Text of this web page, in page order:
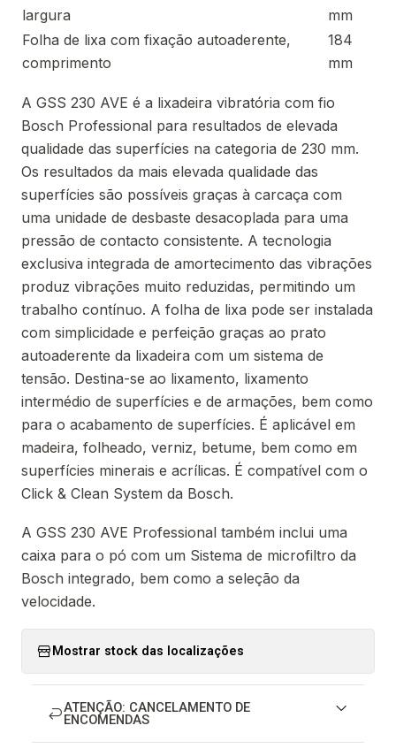
largura
mm
Folha de lixa com fixação autoaderente,
comprimento
184
mm
A GSS 230 AVE é a lixadeira vibratória com fio
Bosch Professional para resultados de elevada
qualidade das superfícies na categoria de 230 mm.
Os resultados da mais elevada qualidade das
superfícies são possíveis graças à carcaça com
uma unidade de desbaste desacoplada para uma
pressão de contacto consistente. A tecnologia
exclusiva integrada de amortecimento das vibrações
produz vibrações muito reduzidas, permitindo um
trabalho contínuo. A folha de lixa pode ser instalada
com simplicidade e perfeição graças ao prato
autoaderente da lixadeira com um sistema de
tensão. Destina-se ao lixamento, lixamento
intermédio de superfícies e de armações, bem como
para o acabamento de superfícies. É aplicável em
madeira, folheado, verniz, betume, bem como em
superfícies minerais e acrílicas. É compatível com o
Click & Clean System da Bosch.
A GSS 230 AVE Professional também inclui uma
caixa para o pó com um Sistema de microfiltro da
Bosch integrado, bem como a seleção da
velocidade.
Mostrar stock das localizações
ATENÇÃO: CANCELAMENTO DE
ENCOMENDAS